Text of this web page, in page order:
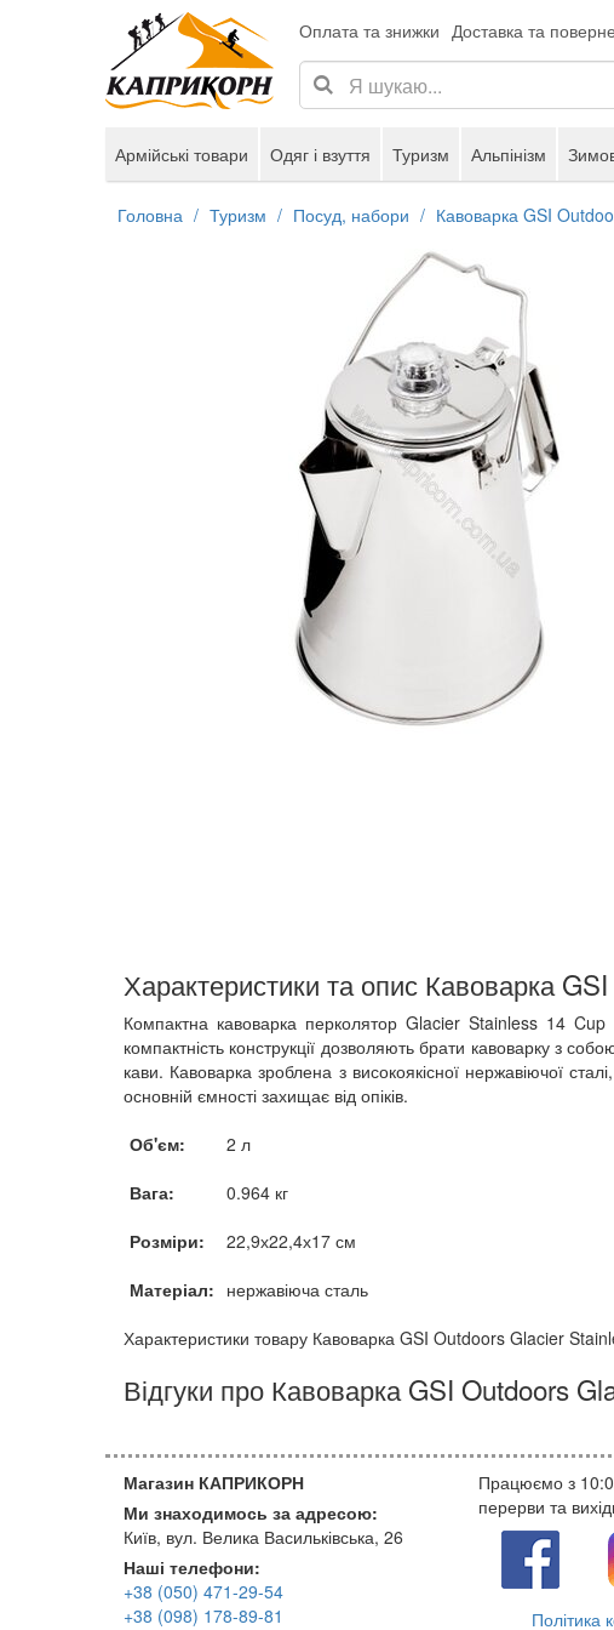
Оплата та знижки Доставка та
Армійські товари Одяг і взуття Туризм Альпінізм
Головна Туризм Посуд, набори Кавоварка GSI
Характеристики та опис Кавоварка
Компактна кавоварка перколятор Glacier Stainless 14
компактність конструкції дозволяють брати кавоварку з
кави. Кавоварка зроблена з високоякісної нержавіючої
основній ємності захищає від опіків.
Об'єм:
2 л
Вага:
0.964 кг
Розміри:
22,9х22,4х17 см
Матеріал: нержавіюча сталь
Характеристики товару Кавоварка GSI Outdoors Glacier
Відгуки про Кавоварка GSI Outdoors
Магазин КАПРИКОРН
Ми знаходимось за адресою:
Київ, вул. Велика Васильківська, 26
Наші телефони:
+38 (050) 471-29-54
+38 (098) 178-89-81
Працюємо з
перерви та
Політика